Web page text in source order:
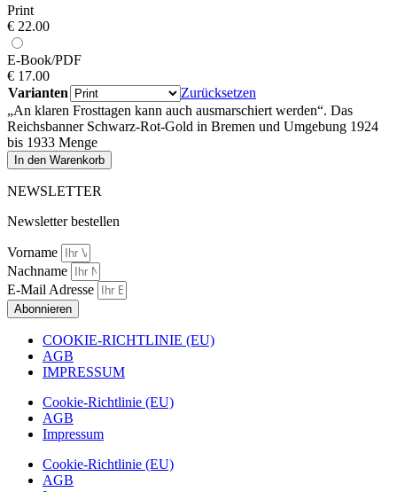
Print
€ 22.00
E-Book/PDF
€ 17.00
Varianten
Zurücksetzen
„An klaren Frosttagen kann auch ausmarschiert werden“. Das
Reichsbanner Schwarz-Rot-Gold in Bremen und Umgebung 1924
bis 1933 Menge
In den Warenkorb
NEWSLETTER
Newsletter bestellen
Vorname
Nachname
E-Mail Adresse
Abonnieren
COOKIE-RICHTLINIE (EU)
AGB
IMPRESSUM
Cookie-Richtlinie (EU)
AGB
Impressum
Cookie-Richtlinie (EU)
AGB